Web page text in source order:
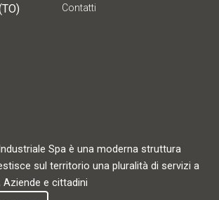
Spa è una moderna struttura
sul territorio una pluralità di servizi a
e cittadini
Contatti